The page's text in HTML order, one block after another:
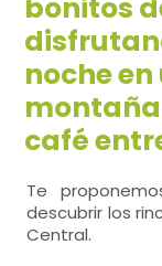
bonitos
noche
café
Te
descubrir los
Central.